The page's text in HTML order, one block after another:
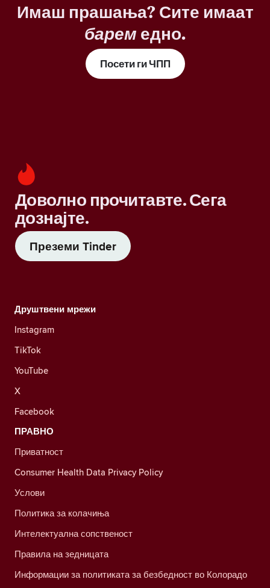
Имаш прашања? Сите имаат
барем едно.
Посети ги ЧПП
Доволно прочитавте. Сега
дознајте.
Преземи Tinder
Друштвени мрежи
Instagram
TikTok
YouTube
X
Facebook
ПРАВНО
Приватност
Consumer Health Data Privacy Policy
Услови
Политика за колачиња
Интелектуална сопственост
Правила на зедницата
Информации за политиката за безбедност во Колорадо